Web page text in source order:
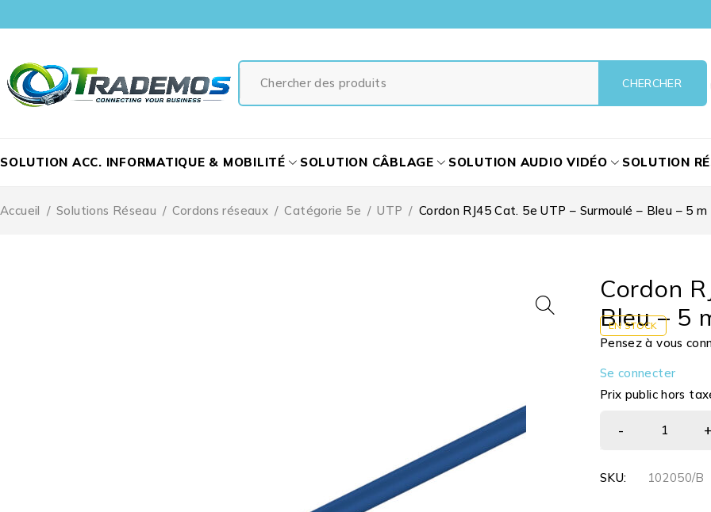
SOLUTION ACC. INFORMATIQUE & MOBILITÉ SOLUTION CÂBLAGE SOLUTION AUDIO VIDÉO SOLUTION
Accueil / Solutions Réseau / Cordons réseaux / Catégorie 5e / UTP / Cordon RJ45 Cat. 5e UTP – Surmoulé – Bleu – 5 m
Cordon
Bleu – 5
EN STOCK
Pensez à vous
Se connecter
Prix public hors
SKU: 102050/B